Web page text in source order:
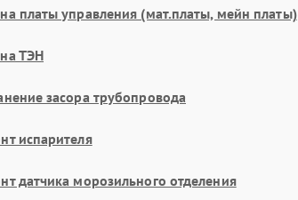
платы управления (мат.платы, мейн платы)
ТЭН
засора трубопровода
испарителя
датчика морозильного отделения